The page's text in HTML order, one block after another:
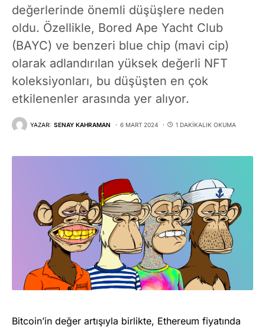
değerlerinde önemli düşüşlere neden
oldu. Özellikle, Bored Ape Yacht Club
(BAYC) ve benzeri blue chip (mavi cip)
olarak adlandırılan yüksek değerli NFT
koleksiyonları, bu düşüşten en çok
etkilenenler arasında yer alıyor.
YAZAR: SENAY KAHRAMAN 6 MART 2024 1 DAKIKALIK OKUMA
Bitcoin’in değer artışıyla birlikte, Ethereum fiyatında